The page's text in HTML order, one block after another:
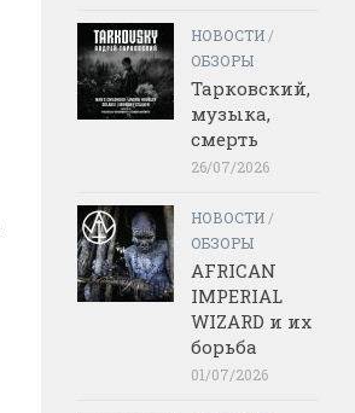
НОВОСТИ /
ОБЗОРЫ
Тарковский,
музыка,
смерть
26/07/2026
НОВОСТИ /
ОБЗОРЫ
AFRICAN
IMPERIAL
WIZARD и их
борьба
01/07/2026